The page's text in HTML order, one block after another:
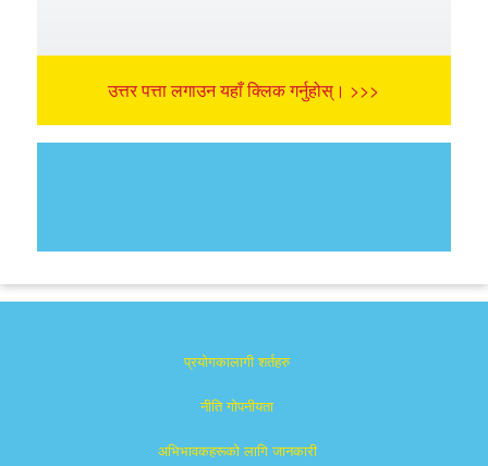
उत्तर पत्ता लगाउन यहाँ क्लिक गर्नुहोस्। >>>
प्रयोगकालागी शर्तहरु
नीति गोपनीयता
अभिभावकहरूको लागि जानकारी